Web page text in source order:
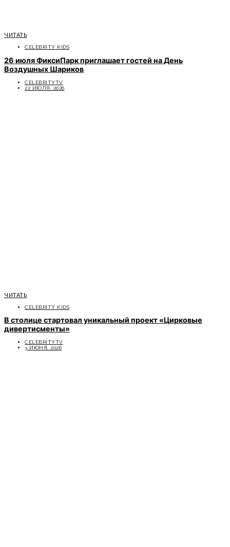
ЧИТАТЬ
CELEBRITY KIDS
26 июля ФиксиПарк приглашает гостей на День
Воздушных Шариков
CELEBRITYTV
22 ИЮЛЯ, 2026
ЧИТАТЬ
CELEBRITY KIDS
В столице стартовал уникальный проект «Цирковые
дивертисменты»
CELEBRITYTV
3 ИЮНЯ, 2026